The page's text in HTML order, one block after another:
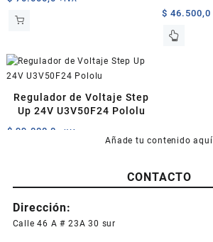
$ 46.500,0
Regulador de Voltaje Step
Up 24V U3V50F24 Pololu
$ 99.000,0 +IVA
Añade tu contenido aquí
CONTACTO
Dirección:
Calle 46 A # 23A 30 sur